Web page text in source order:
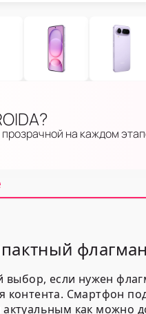
на каждом
если нужен
контента. Смартфон
как можно